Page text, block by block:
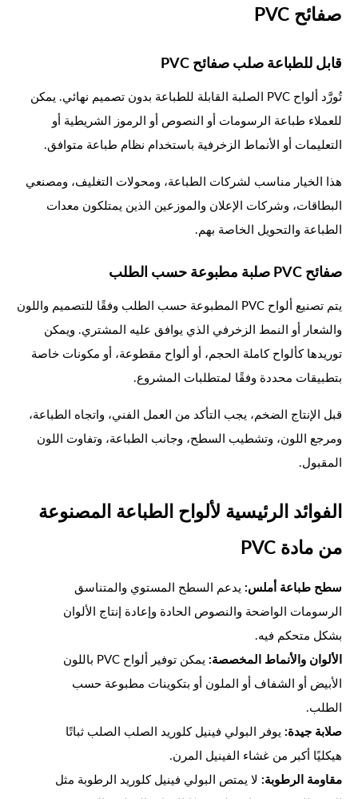
صفائح PVC
قابل للطباعة صلب صفائح PVC
تُورَّد ألواح PVC الصلبة القابلة للطباعة بدون تصميم نهائي. يمكن
للعملاء طباعة الرسومات أو النصوص أو الرموز الشريطية أو
التعليمات أو الأنماط الزخرفية باستخدام نظام طباعة متوافق.
هذا الخيار مناسب لشركات الطباعة، ومحولات التغليف، ومصنعي
البطاقات، وشركات الإعلان والموزعين الذين يمتلكون معدات
الطباعة والتحويل الخاصة بهم.
صفائح PVC صلبة مطبوعة حسب الطلب
يتم تصنيع ألواح PVC المطبوعة حسب الطلب وفقًا للتصميم واللون
والشعار أو النمط الزخرفي الذي يوافق عليه المشتري. ويمكن
توريدها كألواح كاملة الحجم، أو ألواح مقطوعة، أو مكونات خاصة
بتطبيقات محددة وفقًا لمتطلبات المشروع.
قبل الإنتاج الضخم، يجب التأكد من العمل الفني، واتجاه الطباعة،
ومرجع اللون، وتشطيب السطح، وجانب الطباعة، وتفاوت اللون
المقبول.
الفوائد الرئيسية لألواح الطباعة المصنوعة
من مادة PVC
سطح طباعة أملس: يدعم السطح المستوي والمتناسق
الرسومات الواضحة والنصوص الحادة وإعادة إنتاج الألوان
بشكل متحكم فيه.
الألوان والأنماط المخصصة:
يمكن توفير ألواح PVC باللون
الأبيض أو الشفاف أو الملون أو بتكوينات مطبوعة حسب
الطلب.
صلابة جيدة: يوفر البولي فينيل كلوريد الصلب الصلب ثباتًا
هيكليًا أكبر من غشاء الفينيل المرن.
مقاومة الرطوبة: لا يمتص البولي فينيل كلوريد الرطوبة مثل